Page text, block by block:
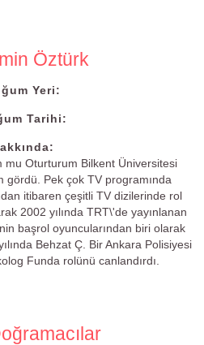
Öztürk
Yeri:
Tarihi:
mu Oturturum Bilkent Üniversitesi
gördü. Pek çok TV programında
itibaren çeşitli TV dizilerinde rol
2002 yılında TRT\'de yayınlanan
başrol oyuncularından biri olarak
Behzat Ç. Bir Ankara Polisiyesi
Funda rolünü canlandırdı.